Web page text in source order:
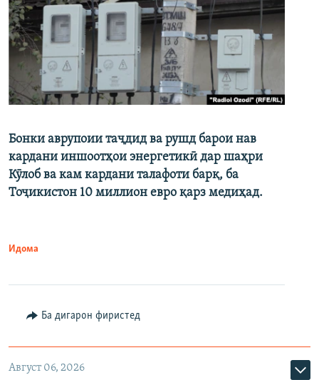
Бонки аврупоии таҷдид ва рушд барои нав
кардани иншоотҳои энергетикӣ дар шаҳри
Кӯлоб ва кам кардани талафоти барқ, ба
Тоҷикистон 10 миллион евро қарз медиҳад.
Идома
Ба дигарон фиристед
Август 06, 2026